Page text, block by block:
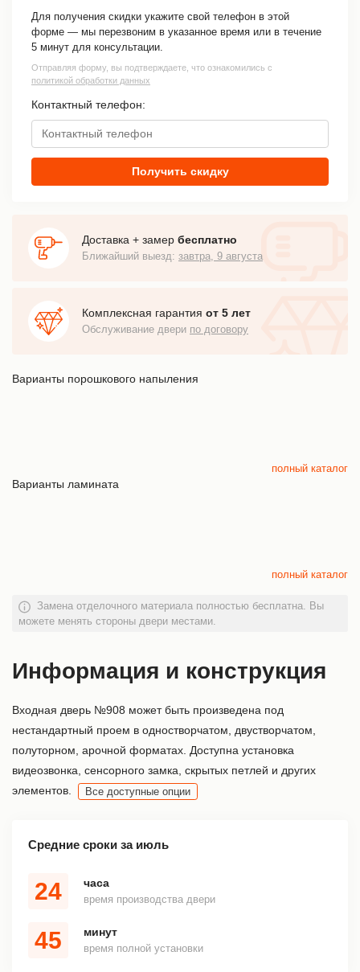
Для получения скидки укажите свой телефон в этой
форме — мы перезвоним в указанное время или в течение
5 минут для консультации.
Отправляя форму, вы подтверждаете, что ознакомились с
политикой обработки данных
Контактный телефон:
Получить скидку
Доставка + замер бесплатно
Ближайший выезд: завтра, 9 августа
Комплексная гарантия от 5 лет
Обслуживание двери по договору
Варианты порошкового напыления
полный каталог
Варианты ламината
полный каталог
Замена отделочного материала полностью бесплатна. Вы
можете менять стороны двери местами.
Информация и конструкция
Входная дверь №908 может быть произведена под
нестандартный проем в одностворчатом, двустворчатом,
полуторном, арочной форматах. Доступна установка
видеозвонка, сенсорного замка, скрытых петлей и других
элементов.
Все доступные опции
Средние сроки за июль
24 часа
время производства двери
45 минут
время полной установки